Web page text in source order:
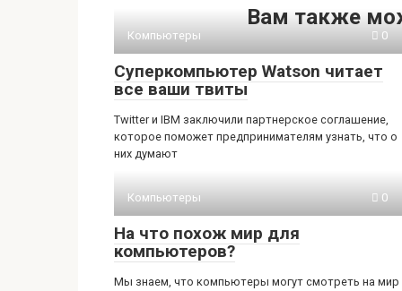
Вам также
Компьютеры 0
Суперкомпьютер Watson читает
все ваши твиты
Twitter и IBM заключили партнерское соглашение,
которое поможет предпринимателям узнать, что о
них думают
Компьютеры 0
На что похож мир для
компьютеров?
Мы знаем, что компьютеры могут смотреть на мир